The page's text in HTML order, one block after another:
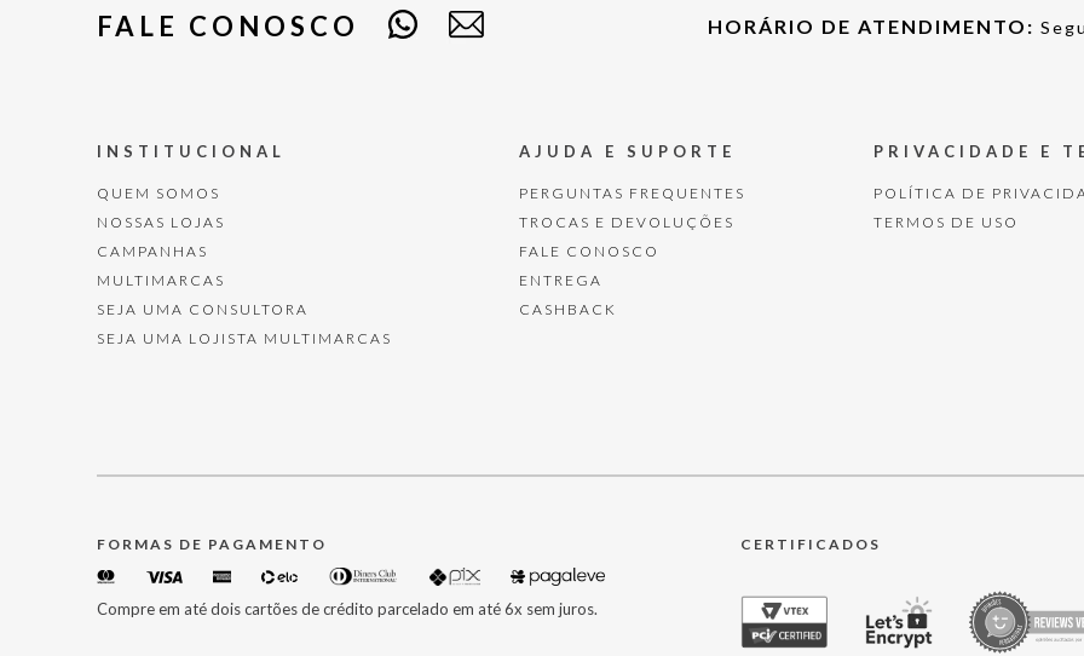
FALE CONOSCO HORÁRIO DE ATENDIMENTO:
INSTITUCIONAL
QUEM SOMOS
NOSSAS LOJAS
CAMPANHAS
MULTIMARCAS
SEJA UMA CONSULTORA
SEJA UMA LOJISTA MULTIMARCAS
AJUDA E SUPORTE
PERGUNTAS FREQUENTES
TROCAS E DEVOLUÇÕES
FALE CONOSCO
ENTREGA
CASHBACK
PRIVACIDADE E
POLÍTICA DE
TERMOS DE USO
FORMAS DE PAGAMENTO
Compre em até dois cartões de crédito parcelado em até 6x sem juros.
CERTIFICADOS